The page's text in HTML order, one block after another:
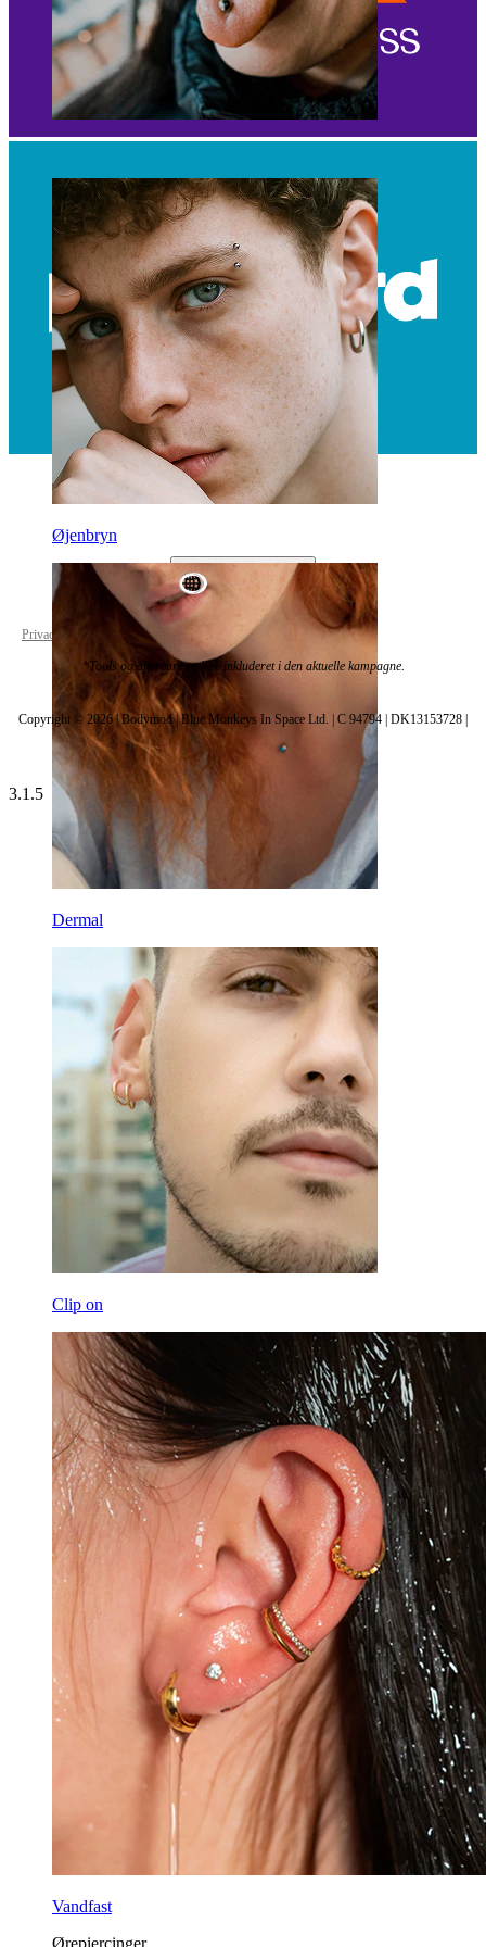
Øjenbryn
Dermal
Clip on
Vandfast
Ørepiercinger
World Wide
Privacy policy Cookie settings
*Tools og aftercare er ikke inkluderet i den aktuelle kampagne.
Copyright © 2026 | Bodymod | Blue Monkeys In Space Ltd. | C 94794 | DK13153728 |
3.1.5